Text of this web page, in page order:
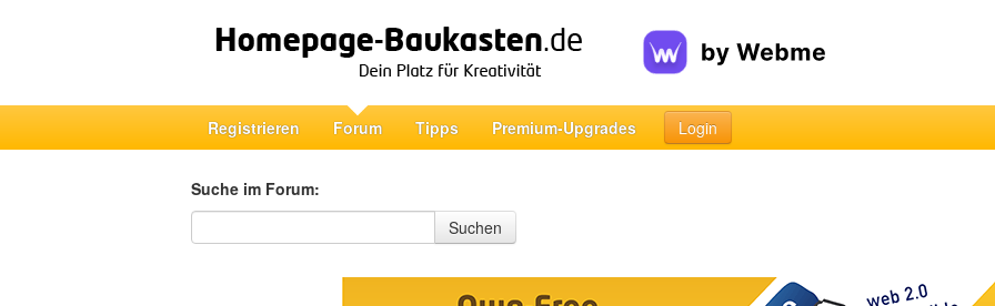
Registrieren Forum Tipps Premium-Upgrades Login
Suche im Forum:
Suche im Forum
Suchen